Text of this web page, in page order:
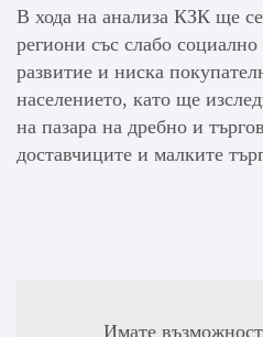
В хода на анализа КЗК ще
региони със слабо
развитие и ниска
населението, като ще
на пазара на дребно и
доставчиците и малките
Имате